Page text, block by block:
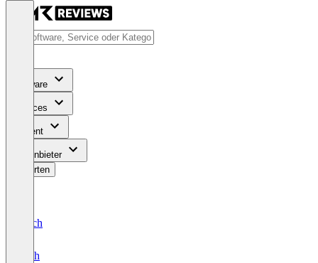
Software
Services
Content
Für Anbieter
Bewerten
Deutsch
English